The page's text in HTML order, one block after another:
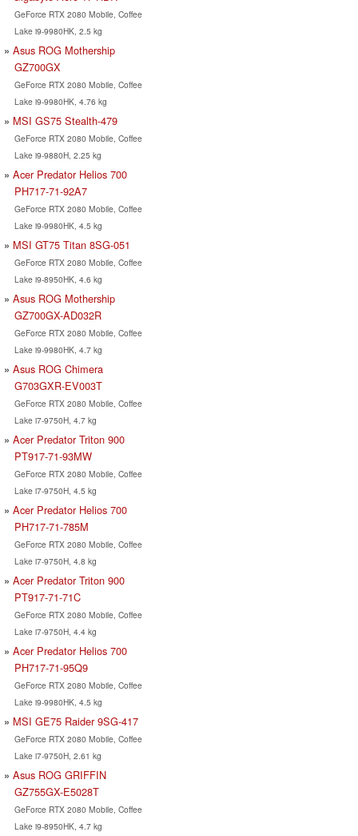
GeForce RTX 2080 Mobile, Coffee
Lake i9-9980HK, 2.5 kg
Asus ROG Mothership
GZ700GX
GeForce RTX 2080 Mobile, Coffee
Lake i9-9980HK, 4.76 kg
MSI GS75 Stealth-479
GeForce RTX 2080 Mobile, Coffee
Lake i9-9880H, 2.25 kg
Acer Predator Helios 700
PH717-71-92A7
GeForce RTX 2080 Mobile, Coffee
Lake i9-9980HK, 4.5 kg
MSI GT75 Titan 8SG-051
GeForce RTX 2080 Mobile, Coffee
Lake i9-8950HK, 4.6 kg
Asus ROG Mothership
GZ700GX-AD032R
GeForce RTX 2080 Mobile, Coffee
Lake i9-9980HK, 4.7 kg
Asus ROG Chimera
G703GXR-EV003T
GeForce RTX 2080 Mobile, Coffee
Lake i7-9750H, 4.7 kg
Acer Predator Triton 900
PT917-71-93MW
GeForce RTX 2080 Mobile, Coffee
Lake i7-9750H, 4.5 kg
Acer Predator Helios 700
PH717-71-785M
GeForce RTX 2080 Mobile, Coffee
Lake i7-9750H, 4.8 kg
Acer Predator Triton 900
PT917-71-71C
GeForce RTX 2080 Mobile, Coffee
Lake i7-9750H, 4.4 kg
Acer Predator Helios 700
PH717-71-95Q9
GeForce RTX 2080 Mobile, Coffee
Lake i9-9980HK, 4.5 kg
MSI GE75 Raider 9SG-417
GeForce RTX 2080 Mobile, Coffee
Lake i7-9750H, 2.61 kg
Asus ROG GRIFFIN
GZ755GX-E5028T
GeForce RTX 2080 Mobile, Coffee
Lake i9-8950HK, 4.7 kg